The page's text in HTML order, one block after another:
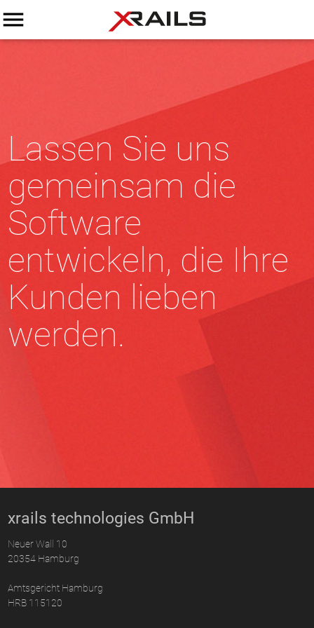
menu
Lassen Sie uns
gemeinsam die
Software
entwickeln, die Ihre
Kunden lieben
werden.
xrails technologies GmbH
Neuer Wall 10
20354 Hamburg
Amtsgericht Hamburg
HRB 115120